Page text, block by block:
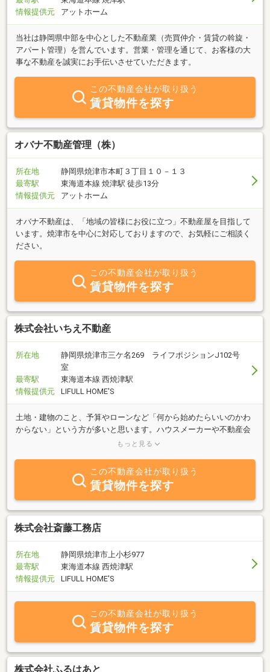
情報提供元
アットホーム
当社は静岡県中部を中心とした不動産業（売買仲介・賃貸の斡旋・
アパート管理）を営んでいます。営業・管理を通じて、お客様の大
事な不動産を誠実にお手伝いさせていただきます。
この不動産会社が取り扱う
賃貸物件を探す
オバナ不動産管理（株）
所在地
静岡県焼津市本町３丁目１０－１３
最寄駅
東海道本線 焼津駅 徒歩13分
情報提供元
アットホーム
オバナ不動産は、「地域の皆様にお役に立つ」不動産屋を目指して
います。焼津市を中心に対応しておりますので、お気軽にご相談く
ださい。
この不動産会社が取り扱う
賃貸物件を探す
株式会社いちえ不動産
所在地
静岡県焼津市三ケ名269 ライフポジションJ102号
室
最寄駅
東海道本線 西焼津駅
情報提供元
LIFULL HOME'S
土地・建物のこと、予算やローンなど「何から始めたらいいのかわ
からない」という方が多いと思います。ハウスメーカーや不動産会
社の勤務経験を活かし誠心誠意お手伝いいたします！お気軽にお問
もっと見る
この不動産会社が取り扱う
賃貸物件を探す
株式会社斎藤工務店
所在地
静岡県焼津市上小杉977
最寄駅
東海道本線 西焼津駅
情報提供元
LIFULL HOME'S
この不動産会社が取り扱う
賃貸物件を探す
株式会社ふるはあと